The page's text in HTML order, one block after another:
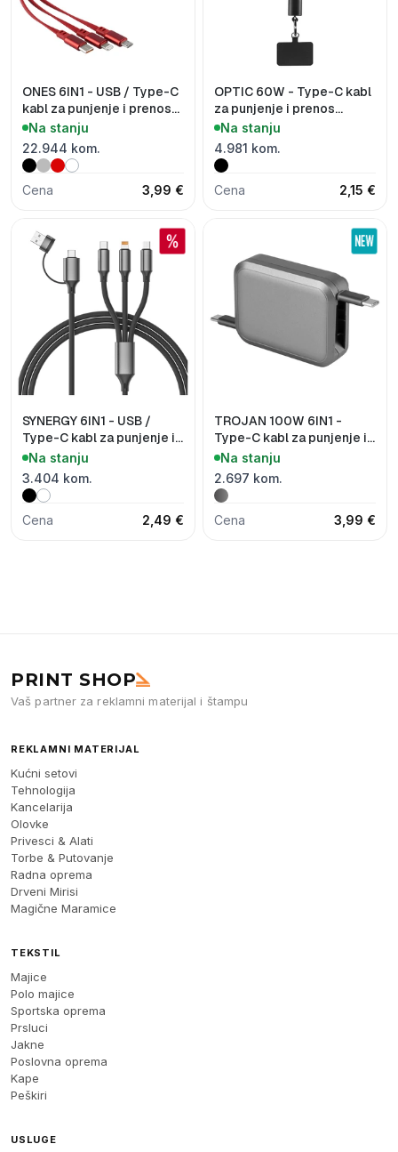
ONES 6IN1 - USB / Type-C
kabl za punjenje i prenos
podataka, 6 u 1, 60W
Na stanju
22.944 kom.
Cena 3,99 €
OPTIC 60W - Type-C kabl
za punjenje i prenos
podataka, 60W
Na stanju
4.981 kom.
Cena 2,15 €
SYNERGY 6IN1 - USB /
Type-C kabl za punjenje i
prenos podataka, 6 u 1,
65W
Na stanju
3.404 kom.
Cena 2,49 €
TROJAN 100W 6IN1 -
Type-C kabl za punjenje i
prenos podataka, sa
držačem za mobilne
uređaje, 6 u 1, 100W
Na stanju
2.697 kom.
Cena 3,99 €
PRINT SHOP
Vaš partner za reklamni materijal i štampu
REKLAMNI MATERIJAL
Kućni setovi
Tehnologija
Kancelarija
Olovke
Privesci & Alati
Torbe & Putovanje
Radna oprema
Drveni Mirisi
Magične Maramice
TEKSTIL
Majice
Polo majice
Sportska oprema
Prsluci
Jakne
Poslovna oprema
Kape
Peškiri
USLUGE